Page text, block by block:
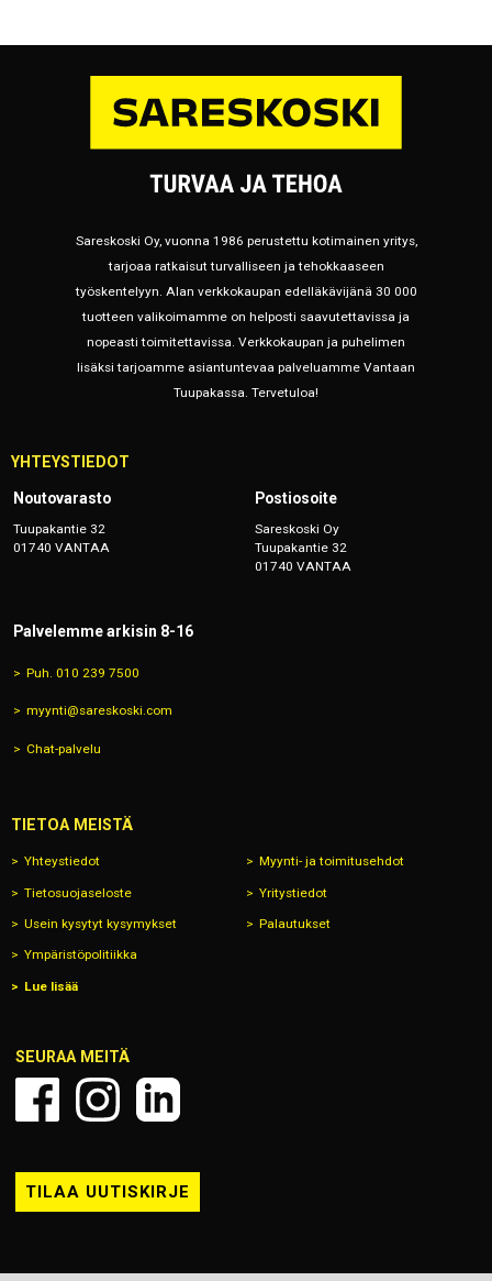
Sareskoski Oy, vuonna 1986 perustettu kotimainen yritys,
tarjoaa ratkaisut turvalliseen ja tehokkaaseen
työskentelyyn. Alan verkkokaupan edelläkävijänä 30 000
tuotteen valikoimamme on helposti saavutettavissa ja
nopeasti toimitettavissa. Verkkokaupan ja puhelimen
lisäksi tarjoamme asiantuntevaa palveluamme Vantaan
Tuupakassa. Tervetuloa!
YHTEYSTIEDOT
Noutovarasto
Tuupakantie 32
01740 VANTAA
Postiosoite
Sareskoski Oy
Tuupakantie 32
01740 VANTAA
Palvelemme arkisin 8-16
Puh. 010 239 7500
myynti@sareskoski.com
Chat-palvelu
TIETOA MEISTÄ
Yhteystiedot Myynti- ja toimitusehdot
Tietosuojaseloste Yritystiedot
Usein kysytyt kysymykset Palautukset
Ympäristöpolitiikka
Lue lisää
SEURAA MEITÄ
TILAA UUTISKIRJE